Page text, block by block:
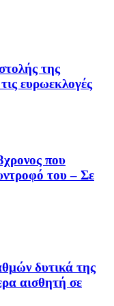
της
ευρωεκλογές
που
του – Σε
δυτικά της
αισθητή σε